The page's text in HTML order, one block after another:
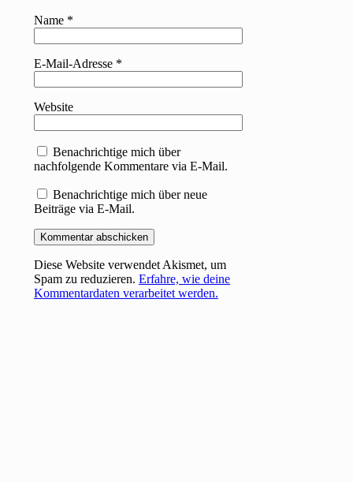
Name *
E-Mail-Adresse *
Website
Benachrichtige mich über
nachfolgende Kommentare via E-Mail.
Benachrichtige mich über neue
Beiträge via E-Mail.
Diese Website verwendet Akismet, um
Spam zu reduzieren.Erfahre, wie deine
Kommentardaten verarbeitet werden.